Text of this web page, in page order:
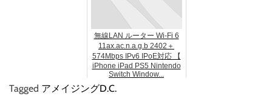
無線LAN ルーター Wi-Fi 6
11ax.ac.n.a.g.b 2402＋
574Mbps IPv6 IPoE対応 【
iPhone iPad PS5 Nintendo
Switch Window...
Tagged アメイジングD.C.